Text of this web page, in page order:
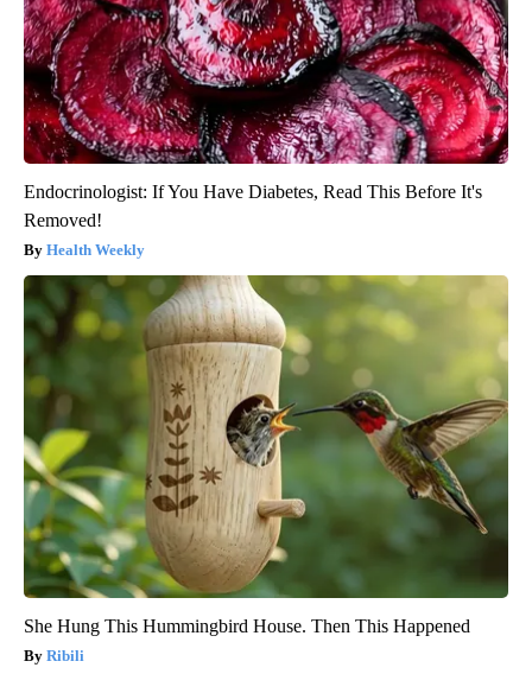
Endocrinologist: If You Have Diabetes, Read This Before It's
Removed!
Health Weekly
She Hung This Hummingbird House. Then This Happened
Ribili